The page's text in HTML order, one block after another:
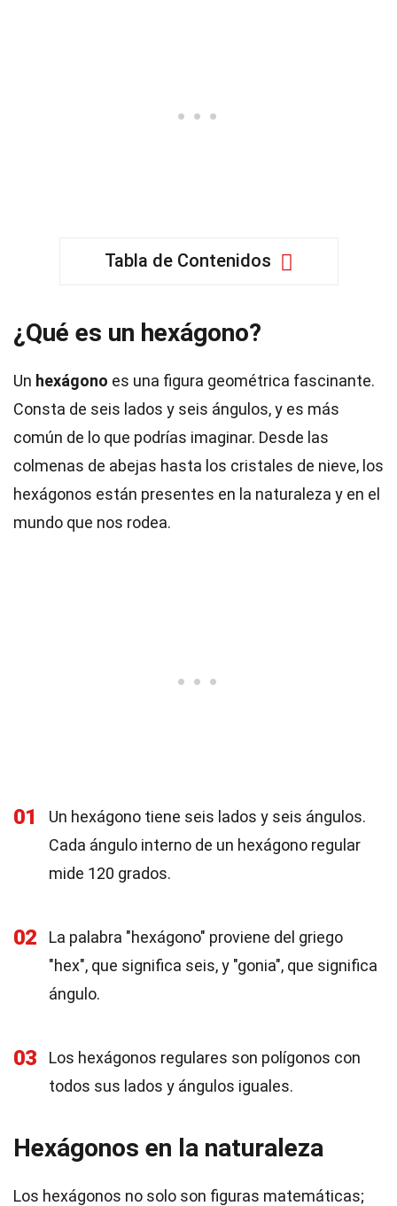
Tabla de Contenidos
¿Qué es un hexágono?
Un hexágono es una figura geométrica fascinante.
Consta de seis lados y seis ángulos, y es más
común de lo que podrías imaginar. Desde las
colmenas de abejas hasta los cristales de nieve, los
hexágonos están presentes en la naturaleza y en el
mundo que nos rodea.
01
Un hexágono tiene seis lados y seis ángulos.
Cada ángulo interno de un hexágono regular
mide 120 grados.
02
La palabra "hexágono" proviene del griego
"hex", que significa seis, y "gonia", que significa
ángulo.
03
Los hexágonos regulares son polígonos con
todos sus lados y ángulos iguales.
Hexágonos en la naturaleza
Los hexágonos no solo son figuras matemáticas;